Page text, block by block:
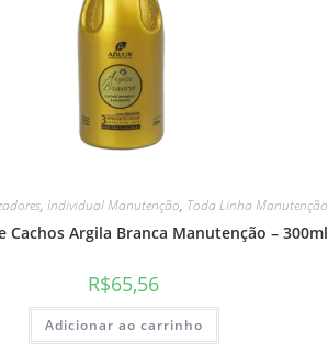
,Individual Manutenção, Toda Linha Manutenção
Cachos Argila Branca Manutenção – 300ml
R$65,56
Adicionar ao carrinho